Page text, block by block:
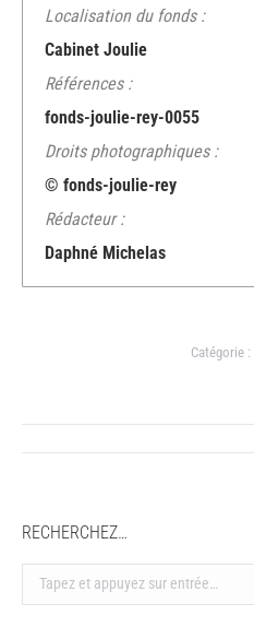
Localisation du fonds :
Cabinet Joulie
Références :
fonds-joulie-rey-0055
Droits photographiques :
© fonds-joulie-rey
Rédacteur :
Daphné Michelas
Catégorie :
Navigation
RECHERCHEZ…
Recherche
: